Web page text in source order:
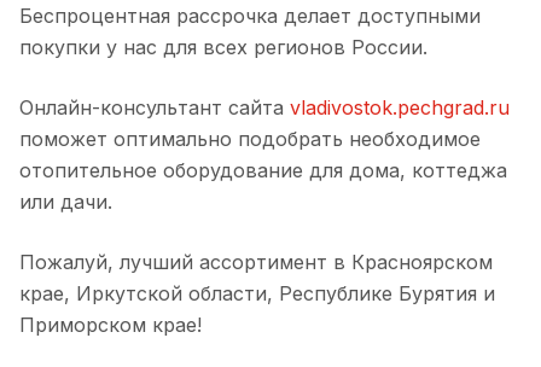
Беспроцентная рассрочка делает доступными
покупки у нас для всех регионов России.
Онлайн-консультант сайта vladivostok.pechgrad.ru
поможет оптимально подобрать необходимое
отопительное оборудование для дома, коттеджа
или дачи.
Пожалуй, лучший ассортимент в Красноярском
крае, Иркутской области, Республике Бурятия и
Приморском крае!